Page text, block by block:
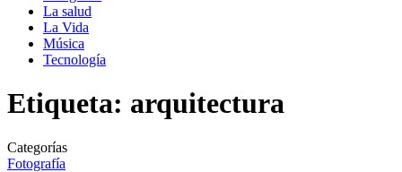
La salud
La Vida
Música
Tecnología
Etiqueta: arquitectura
Categorías
Fotografía